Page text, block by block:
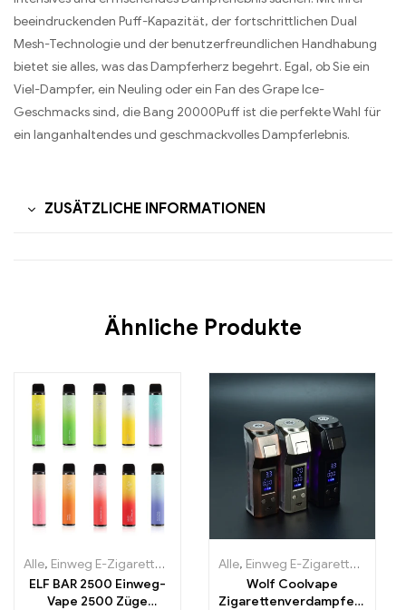
beeindruckenden Puff-Kapazität, der fortschrittlichen Dual
Mesh-Technologie und der benutzerfreundlichen Handhabung
bietet sie alles, was das Dampferherz begehrt. Egal, ob Sie ein
Viel-Dampfer, ein Neuling oder ein Fan des Grape Ice-
Geschmacks sind, die Bang 20000Puff ist die perfekte Wahl für
ein langanhaltendes und geschmackvolles Dampferlebnis.
ZUSÄTZLICHE INFORMATIONEN
Ähnliche Produkte
Alle, Einweg E-Zigaretten Einweg-E-Zigaretten Litauen,Einweg-
ELF BAR 2500 Einweg-
Vape 2500 Züge
Alle, Einweg E-Zigaretten
Wolf Coolvape
Zigarettenverdampfers